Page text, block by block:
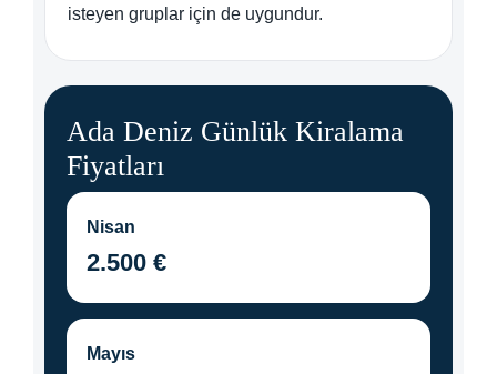
isteyen gruplar için de uygundur.
Ada Deniz Günlük Kiralama
Fiyatları
Nisan
2.500 €
Mayıs